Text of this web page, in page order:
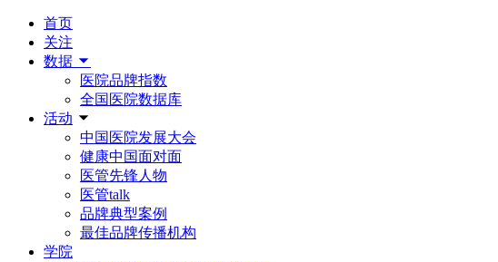
首页
关注
数据
医院品牌指数
全国医院数据库
活动
中国医院发展大会
健康中国面对面
医管先锋人物
医管talk
品牌典型案例
最佳品牌传播机构
学院